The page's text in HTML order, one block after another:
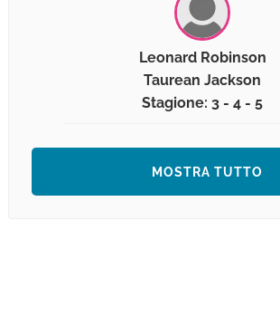
Leonard Robinson
Taurean Jackson
Stagione: 3 - 4 - 5
MOSTRA TUTTO